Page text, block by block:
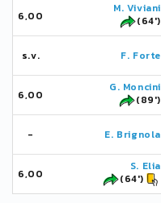
6,00
M. Viviani
(64')
s.v. F. Forte
6,00
G. Moncini
(89')
- E. Brignola
6,00
S. Elia
(64')